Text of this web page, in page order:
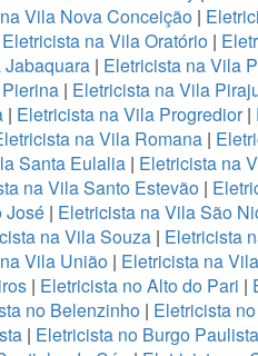
Vila Nova Conceição|
Eletricista na Vila Oratório |
Jabaquara | Eletricista na Vila
| Eletricista na Vila
| Eletricista na Vila Progredior|
na Vila Romana |
Santa Eulalia| Eletricista na
na Vila Santo Estevão |
José| Eletricista na Vila São
na Vila Souza | Eletricista
Vila União | Eletricista na
| Eletricista no Alto do Pari |
no Belenzinho | Eletricista
| Eletricista no Burgo Paulista